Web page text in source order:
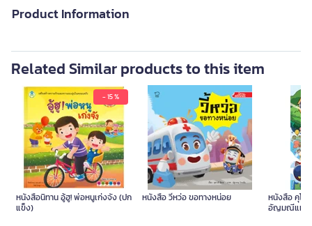
Product Information
Related Similar products to this item
- 15 %
หนังสือนิทาน อู้ฮู! พ่อหนูเก่งจัง (ปก
แข็ง)
หนังสือ วี้หว่อ ขอทางหน่อย
หนังสือ คุโร
อัญมณีแห่งแ